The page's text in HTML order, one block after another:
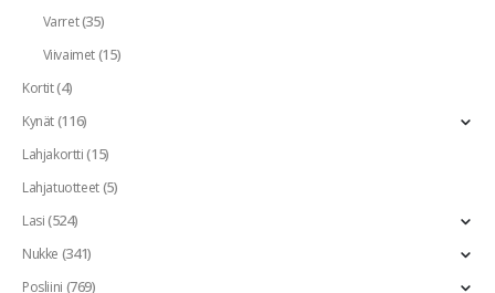
Varret(35)
Viivaimet(15)
Kortit(4)
Kynät(116)
Lahjakortti(15)
Lahjatuotteet(5)
Lasi(524)
Nukke (341)
Posliini (769)